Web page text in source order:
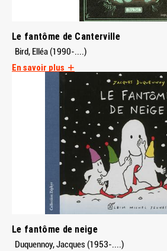
Le fantôme de Canterville
Bird, Elléa (1990-....)
En savoir plus
Le fantôme de neige
Duquennoy, Jacques (1953-....)